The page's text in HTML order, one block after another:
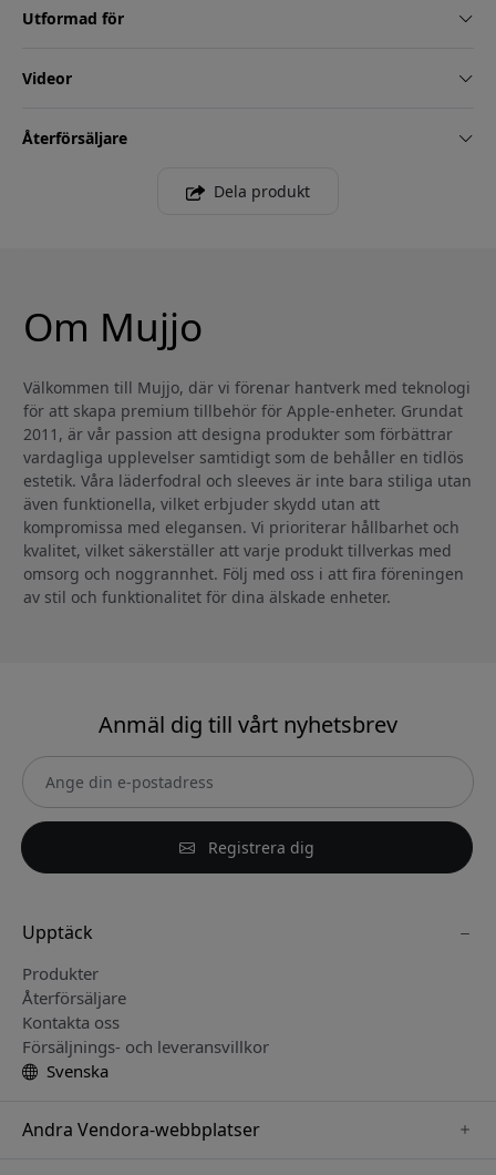
Utformad för
Videor
Återförsäljare
Dela produkt
Om Mujjo
Välkommen till Mujjo, där vi förenar hantverk med teknologi
för att skapa premium tillbehör för Apple-enheter. Grundat
2011, är vår passion att designa produkter som förbättrar
vardagliga upplevelser samtidigt som de behåller en tidlös
estetik. Våra läderfodral och sleeves är inte bara stiliga utan
även funktionella, vilket erbjuder skydd utan att
kompromissa med elegansen. Vi prioriterar hållbarhet och
kvalitet, vilket säkerställer att varje produkt tillverkas med
omsorg och noggrannhet. Följ med oss i att fira föreningen
av stil och funktionalitet för dina älskade enheter.
Anmäl dig till vårt nyhetsbrev
Registrera dig
Upptäck
Produkter
Återförsäljare
Kontakta oss
Försäljnings- och leveransvillkor
Svenska
Andra Vendora-webbplatser